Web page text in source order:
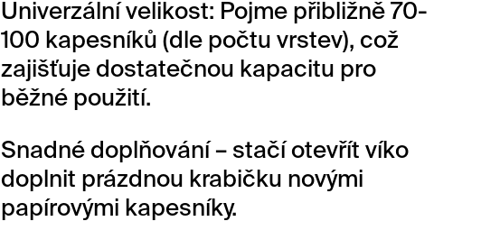
Univerzální velikost: Pojme přibližně 70-
100 kapesníků (dle počtu vrstev), což
zajišťuje dostatečnou kapacitu pro
běžné použití.
Snadné doplňování – stačí otevřít víko
doplnit prázdnou krabičku novými
papírovými kapesníky.